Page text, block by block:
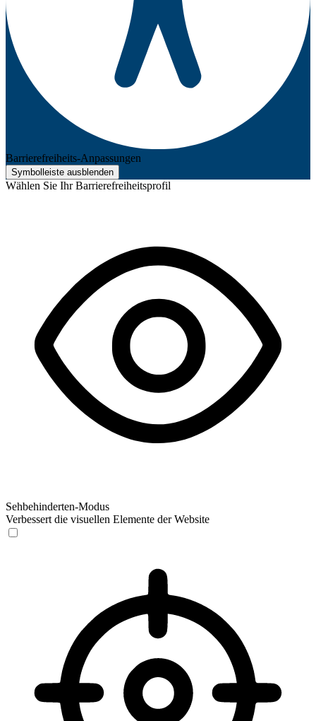
Barrierefreiheits-Anpassungen
Symbolleiste ausblenden
Wählen Sie Ihr Barrierefreiheitsprofil
Sehbehinderten-Modus
Verbessert die visuellen Elemente der Website